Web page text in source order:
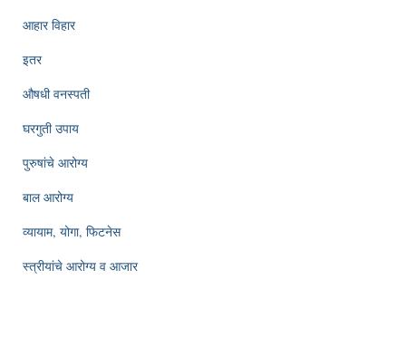
आहार विहार
इतर
औषधी वनस्पती
घरगुती उपाय
पुरुषांचे आरोग्य
बाल आरोग्य
व्यायाम, योगा, फिटनेस
स्त्रीयांचे आरोग्य व आजार